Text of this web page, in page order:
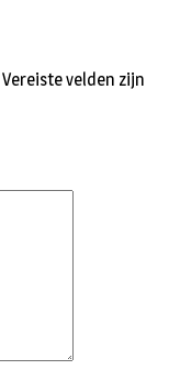
Vereiste velden zijn